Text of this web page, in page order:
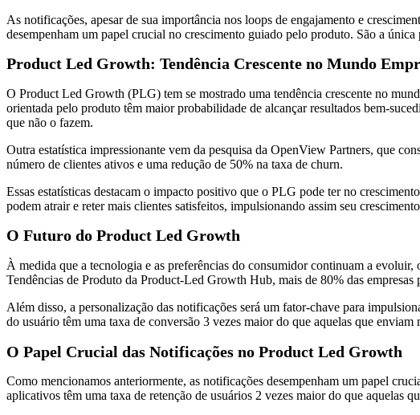
As notificações, apesar de sua importância nos loops de engajamento e
desempenham um papel crucial no crescimento guiado pelo produto. São a
Product Led Growth: Tendência Crescente no Mundo
O Product Led Growth (PLG) tem se mostrado uma tendência crescente no
orientada pelo produto têm maior probabilidade de alcançar resultados bem-
que não o fazem.
Outra estatística impressionante vem da pesquisa da OpenView Partners, que
número de clientes ativos e uma redução de 50% na taxa de churn.
Essas estatísticas destacam o impacto positivo que o PLG pode ter no
podem atrair e reter mais clientes satisfeitos, impulsionando assim seu
O Futuro do Product Led Growth
À medida que a tecnologia e as preferências do consumidor continuam a
Tendências de Produto da Product-Led Growth Hub, mais de 80% das
Além disso, a personalização das notificações será um fator-chave para
do usuário têm uma taxa de conversão 3 vezes maior do que aquelas que
O Papel Crucial das Notificações no Product Led Growth
Como mencionamos anteriormente, as notificações desempenham um papel
aplicativos têm uma taxa de retenção de usuários 2 vezes maior do que aquelas